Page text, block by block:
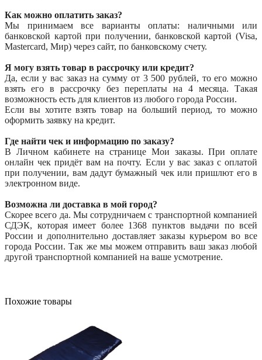
Как можно оплатить заказ?
Мы принимаем все варианты оплаты: наличными или
банковской картой при получении, банковской картой (Visa,
Mastercard, Мир) через сайт, по банковскому счету.
Я могу взять товар в рассрочку или кредит?
Да, если у вас заказ на сумму от 3 500 рублей, то его можно
взять его в рассрочку без переплаты на 4 месяца. Такая
возможность есть для клиентов из любого города России.
Если вы хотите взять товар на больший период, то можно
оформить заявку на кредит.
Где найти чек и информацию по заказу?
В Личном кабинете на странице Мои заказы. При оплате
онлайн чек придёт вам на почту. Если у вас заказ с оплатой
при получении, вам дадут бумажный чек или пришлют его в
электронном виде.
Возможна ли доставка в мой город?
Скорее всего да. Мы сотрудничаем с транспортной компанией
СДЭК, которая имеет более 1368 пунктов выдачи по всей
России и дополнительно доставляет заказы курьером во все
города России. Так же мы можем отправить ваш заказ любой
другой транспортной компанией на ваше усмотрение.
Похожие товары